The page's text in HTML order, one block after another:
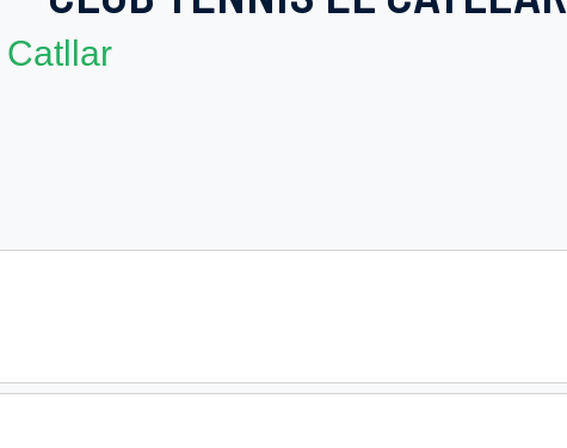
Catllar